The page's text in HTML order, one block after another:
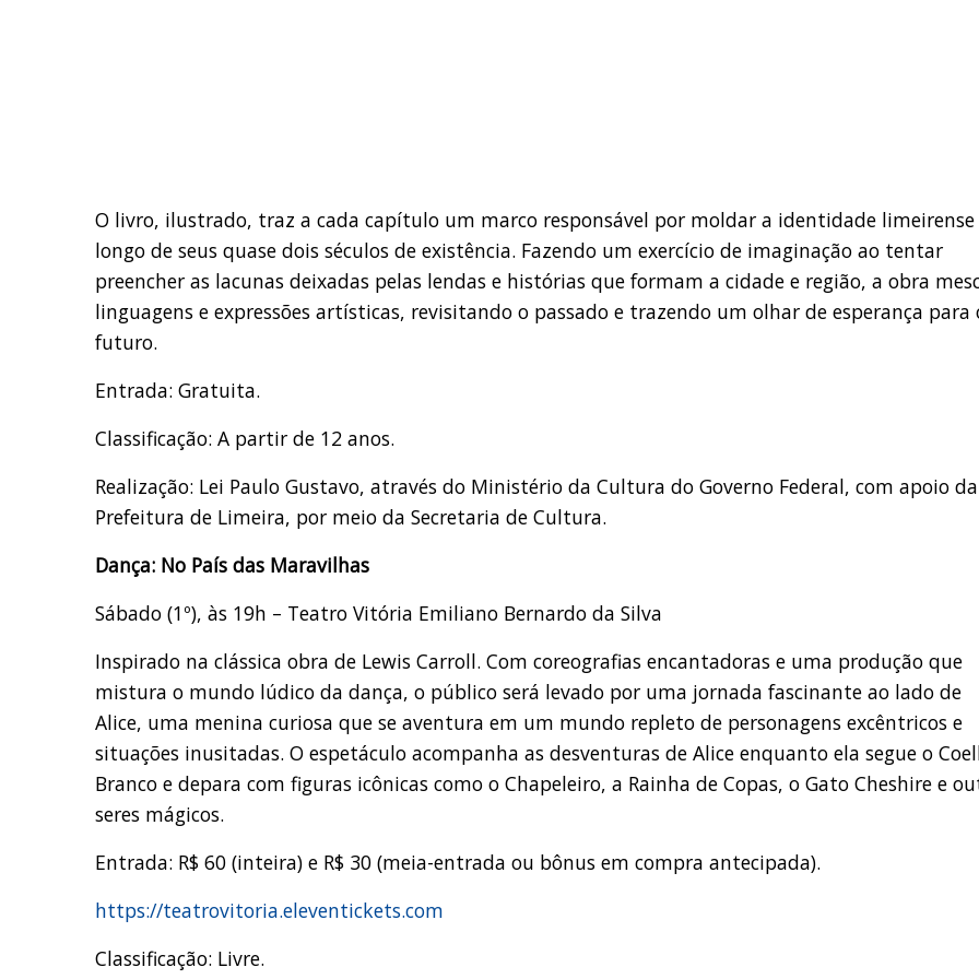
O livro, ilustrado, traz a cada capítulo um marco responsável por moldar a identidade limeirense
longo de seus quase dois séculos de existência. Fazendo um exercício de imaginação ao tentar
preencher as lacunas deixadas pelas lendas e histórias que formam a cidade e região, a obra
linguagens e expressões artísticas, revisitando o passado e trazendo um olhar de esperança para
futuro.
Entrada: Gratuita.
Classificação: A partir de 12 anos.
Realização: Lei Paulo Gustavo, através do Ministério da Cultura do Governo Federal, com apoio da
Prefeitura de Limeira, por meio da Secretaria de Cultura.
Dança: No País das Maravilhas
Sábado (1º), às 19h – Teatro Vitória Emiliano Bernardo da Silva
Inspirado na clássica obra de Lewis Carroll. Com coreografias encantadoras e uma produção que
mistura o mundo lúdico da dança, o público será levado por uma jornada fascinante ao lado de
Alice, uma menina curiosa que se aventura em um mundo repleto de personagens excêntricos e
situações inusitadas. O espetáculo acompanha as desventuras de Alice enquanto ela segue o
Branco e depara com figuras icônicas como o Chapeleiro, a Rainha de Copas, o Gato Cheshire e
seres mágicos.
Entrada: R$ 60 (inteira) e R$ 30 (meia-entrada ou bônus em compra antecipada).
https://teatrovitoria.eleventickets.com
Classificação: Livre.